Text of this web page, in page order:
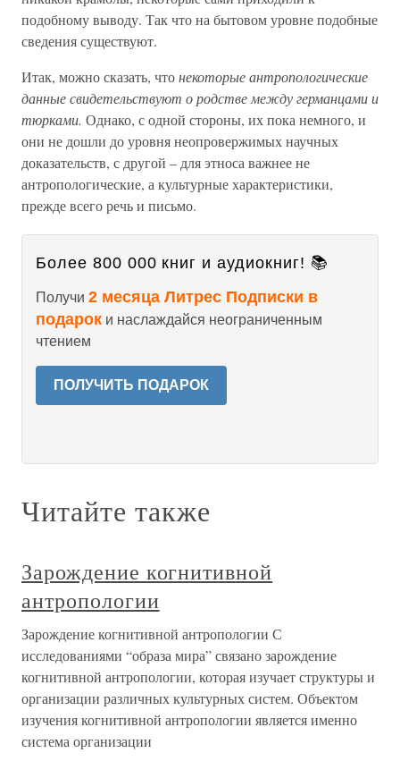
подобному выводу. Так что на бытовом уровне подобные
сведения существуют.
Итак, можно сказать, чтонекоторые антропологические
данные свидетельствуют о родстве между германцами и
тюрками. Однако, с одной стороны, их пока немного, и
они не дошли до уровня неопровержимых научных
доказательств, с другой – для этноса важнее не
антропологические, а культурные характеристики,
прежде всего речь и письмо.
Более 800 000 книг и аудиокниг! 📚
Получи 2 месяца Литрес Подписки в
подарок и наслаждайся неограниченным
чтением
ПОЛУЧИТЬ ПОДАРОК
Читайте также
Зарождение когнитивной
антропологии
Зарождение когнитивной антропологии С
исследованиями “образа мира” связано зарождение
когнитивной антропологии, которая изучает структуры и
организации различных культурных систем. Объектом
изучения когнитивной антропологии является именно
система организации